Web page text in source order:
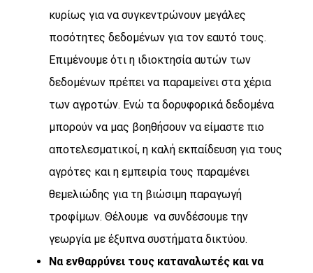
κυρίως για να συγκεντρώνουν μεγάλες
ποσότητες δεδομένων για τον εαυτό τους.
Επιμένουμε ότι η ιδιοκτησία αυτών των
δεδομένων πρέπει να παραμείνει στα χέρια
των αγροτών. Ενώ τα δορυφορικά δεδομένα
μπορούν να μας βοηθήσουν να είμαστε πιο
αποτελεσματικοί, η καλή εκπαίδευση για τους
αγρότες και η εμπειρία τους παραμένει
θεμελιώδης για τη βιώσιμη παραγωγή
τροφίμων. Θέλουμε να συνδέσουμε την
γεωργία με έξυπνα συστήματα δικτύου.
Να ενθαρρύνει τους καταναλωτές και να